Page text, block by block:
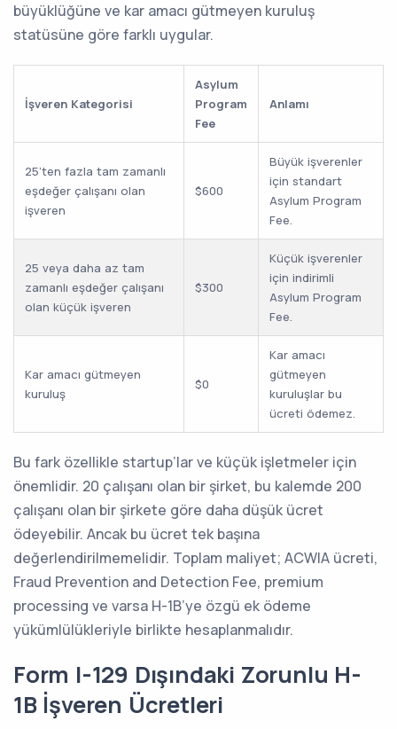
büyüklüğüne ve kar amacı gütmeyen kuruluş
statüsüne göre farklı uygular.
İşveren Kategorisi
Asylum
Program
Fee
Anlamı
25’ten fazla tam zamanlı
eşdeğer çalışanı olan
işveren
$600
Büyük işverenler
için standart
Asylum Program
Fee.
25 veya daha az tam
zamanlı eşdeğer çalışanı
olan küçük işveren
$300
Küçük işverenler
için indirimli
Asylum Program
Fee.
Kar amacı gütmeyen
kuruluş
$0
Kar amacı
gütmeyen
kuruluşlar bu
ücreti ödemez.
Bu fark özellikle startup’lar ve küçük işletmeler için
önemlidir. 20 çalışanı olan bir şirket, bu kalemde 200
çalışanı olan bir şirkete göre daha düşük ücret
ödeyebilir. Ancak bu ücret tek başına
değerlendirilmemelidir. Toplam maliyet; ACWIA ücreti,
Fraud Prevention and Detection Fee, premium
processing ve varsa H-1B’ye özgü ek ödeme
yükümlülükleriyle birlikte hesaplanmalıdır.
Form I-129 Dışındaki Zorunlu H-
1B İşveren Ücretleri